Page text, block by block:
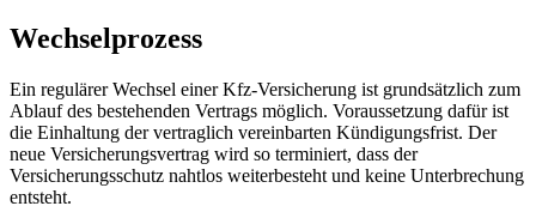
Wechselprozess
Ein regulärer Wechsel einer Kfz-Versicherung ist grundsätzlich zum
Ablauf des bestehenden Vertrags möglich. Voraussetzung dafür ist
die Einhaltung der vertraglich vereinbarten Kündigungsfrist. Der
neue Versicherungsvertrag wird so terminiert, dass der
Versicherungsschutz nahtlos weiterbesteht und keine Unterbrechung
entsteht.